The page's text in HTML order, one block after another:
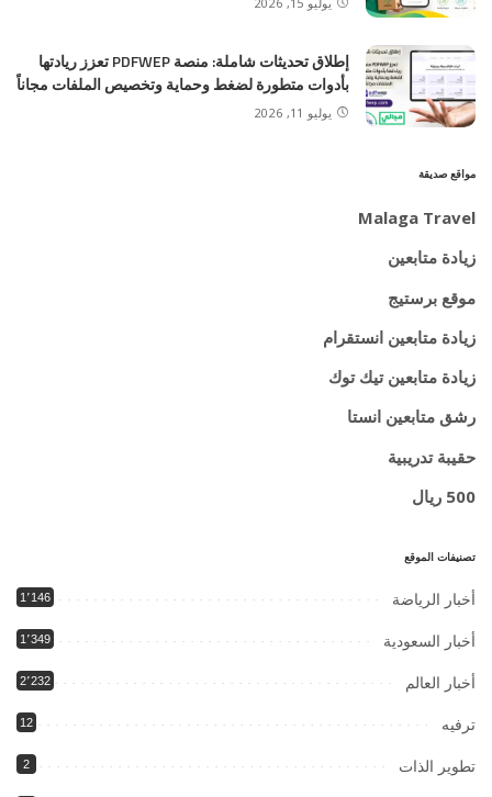
إطلاق تحديثات شاملة: منصة PDFWEP تعزز ريادتها
بأدوات متطورة لضغط وحماية وتخصيص الملفات مجاناً
يوليو 11, 2026
مواقع صديقة
Malaga Travel
زيادة متابعين
موقع برستيج
زيادة متابعين انستقرام
زيادة متابعين تيك توك
رشق متابعين انستا
حقيبة تدريبية
500 ريال
تصنيفات الموقع
أخبار الرياضة 1٬146
أخبار السعودية 1٬349
أخبار العالم 2٬232
ترفيه 12
تطوير الذات 2